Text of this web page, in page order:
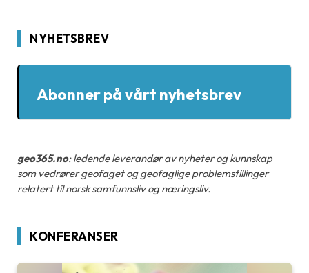
NYHETSBREV
Abonner på vårt nyhetsbrev
geo365.no: ledende leverandør av nyheter og kunnskap
som vedrører geofaget og geofaglige problemstillinger
relatert til norsk samfunnsliv og næringsliv.
KONFERANSER